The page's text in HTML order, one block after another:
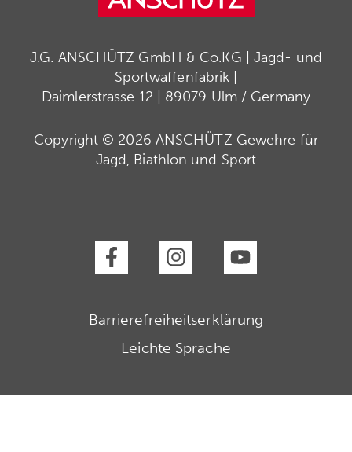
J.G. ANSCHÜTZ GmbH & Co.KG | Jagd- und
Sportwaffenfabrik |
Daimlerstrasse 12 | 89079 Ulm / Germany
Copyright © 2026 ANSCHÜTZ Gewehre für
Jagd, Biathlon und Sport
Barrierefreiheitserklärung
Leichte Sprache